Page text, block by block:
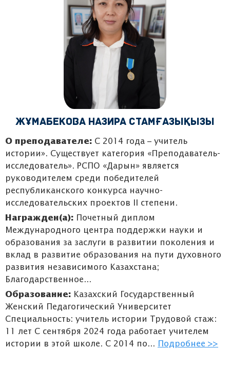
Жұмабекова Назира Стамғазықызы
О преподавателе: С 2014 года – учитель
истории». Существует категория «Преподаватель-
исследователь». РСПО «Дарын» является
руководителем среди победителей
республиканского конкурса научно-
исследовательских проектов II степени.
Награжден(а):
Почетный диплом
Международного центра поддержки науки и
образования за заслуги в развитии поколения и
вклад в развитие образования на пути духовного
развития независимого Казахстана;
Благодарственное...
Образование: Казахский Государственный
Женский Педагогический Университет
Специальность: учитель истории Трудовой стаж:
11 лет С сентября 2024 года работает учителем
истории в этой школе. С 2014 по...
Подробнее >>